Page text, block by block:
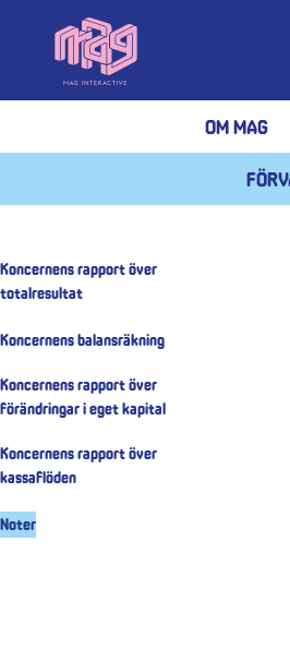
Om MAG
Koncernens rapport över
totalresultat
Koncernens balansräkning
Koncernens rapport över
förändringar i eget kapital
Koncernens rapport över
kassaflöden
Noter